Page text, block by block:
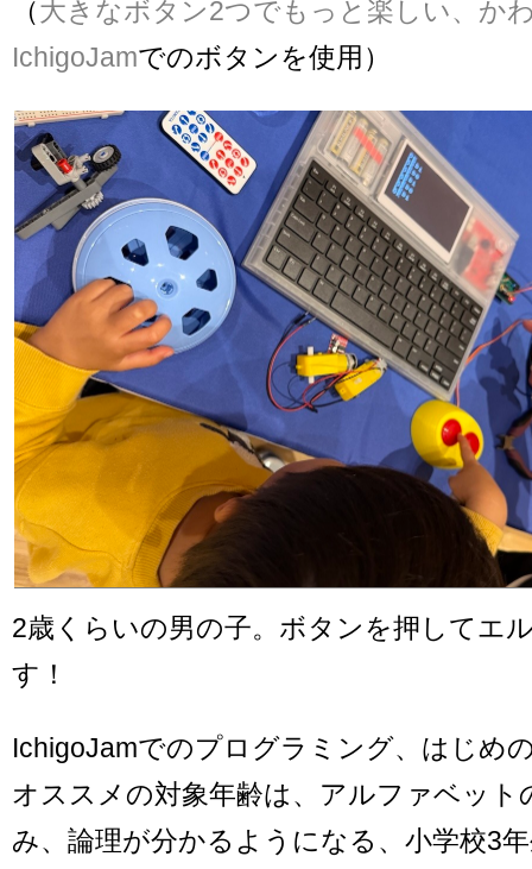
（大きなボタン2つでもっと楽しい、か
IchigoJamでのボタンを使用）
2歳くらいの男の子。ボタンを押してエ
す！
IchigoJamでのプログラミング、はじめ
オススメの対象年齢は、アルファベット
み、論理が分かるようになる、小学校3